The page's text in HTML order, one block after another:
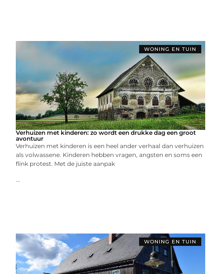
WONING EN TUIN
Verhuizen met kinderen: zo wordt een drukke dag een groot
avontuur
Verhuizen met kinderen is een heel ander verhaal dan verhuizen
als volwassene. Kinderen hebben vragen, angsten en soms een
flink protest. Met de juiste aanpak
...
WONING EN TUIN